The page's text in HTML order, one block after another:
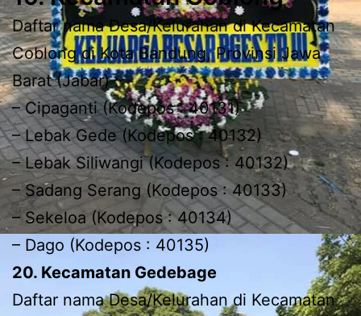
Daftar nama Desa/Kelurahan di Kecamatan
Coblong di Kota Bandung, Provinsi Jawa
Barat (Jabar) :
– Cipaganti (Kodepos : 40131)
– Lebak Gede (Kodepos : 40132)
– Lebak Siliwangi (Kodepos : 40132)
– Sadang Serang (Kodepos : 40133)
– Sekeloa (Kodepos : 40134)
– Dago (Kodepos : 40135)
20. Kecamatan Gedebage
Daftar nama Desa/Kelurahan di Kecamatan